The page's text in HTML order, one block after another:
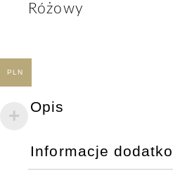
Różowy
Opis
Informacje
PLN